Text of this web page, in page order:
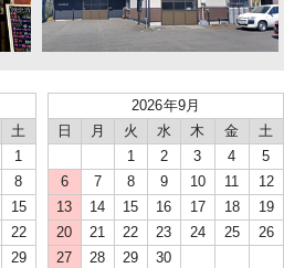
土
1
8
15
22
29
2026年9月
日
月 火 水 木 金
土
1
2 3 4
5
6
7 8 9 10 11
12
13
14 15 16 17 18
19
20
21 22 23 24 25
26
27
28 29 30